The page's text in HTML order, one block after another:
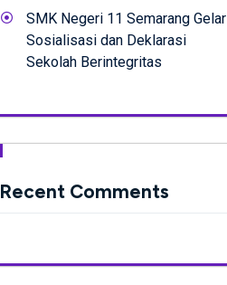
SMK Negeri 11 Semarang Gelar
Sosialisasi dan Deklarasi
Sekolah Berintegritas
Recent Comments